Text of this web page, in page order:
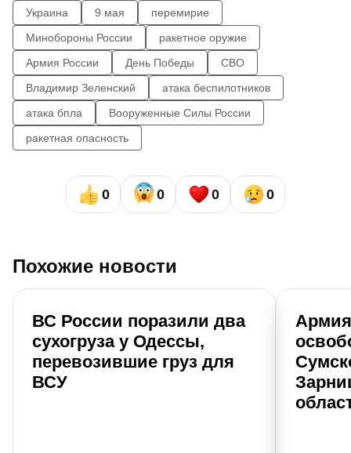
Украина 9 мая
перемирие
Минобороны России
ракетное оружие
Армия России
День Победы
СВО
Владимир Зеленский
атака беспилотников
атака бпла
Вооруженные Силы России
ракетная опасность
0 0 0 0
Похожие новости
ВС России поразили два
сухогруза у Одессы,
перевозившие груз для
ВСУ